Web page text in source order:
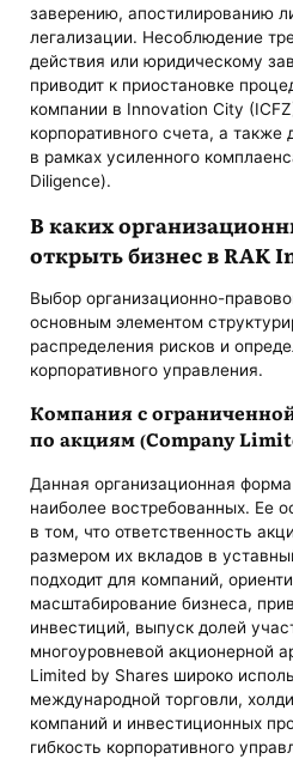
заверению, апостилированию
легализации. Несоблюдение
действия или юридическому
приводит к приостановке
компании в Innovation City
корпоративного счета, а также
в рамках усиленного
Diligence).
В каких
открыть бизнес в RAK
Выбор организационно-
основным элементом
распределения рисков и
корпоративного управления.
Компания с
по акциям (Company
Данная организационная
наиболее востребованных. Ее
в том, что ответственность
размером их вкладов в
подходит для компаний,
масштабирование бизнеса,
инвестиций, выпуск долей
многоуровневой акционерной
Limited by Shares широко
международной торговли,
компаний и инвестиционных
гибкость корпоративного